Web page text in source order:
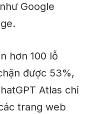
Google
hơn 100 lỗ
được 53%,
Atlas chỉ
trang web